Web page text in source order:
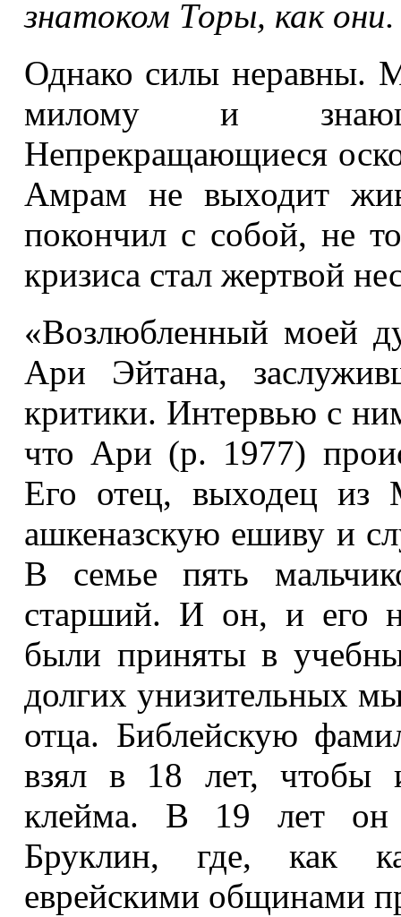
знатоком Торы, как они.
Однако силы неравны.
милому и
Непрекращающиеся
Амрам не выходит
покончил с собой, не
кризиса стал жертвой
«Возлюбленный моей
Ари Эйтана,
критики. Интервью с
что Ари (р. 1977)
Его отец, выходец из
ашкеназскую ешиву и
В семье пять
старший. И он, и его
были приняты в
долгих унизительных
отца. Библейскую
взял в 18 лет, чтобы
клейма. В 19 лет он
Бруклин, где, как
еврейскими общинами